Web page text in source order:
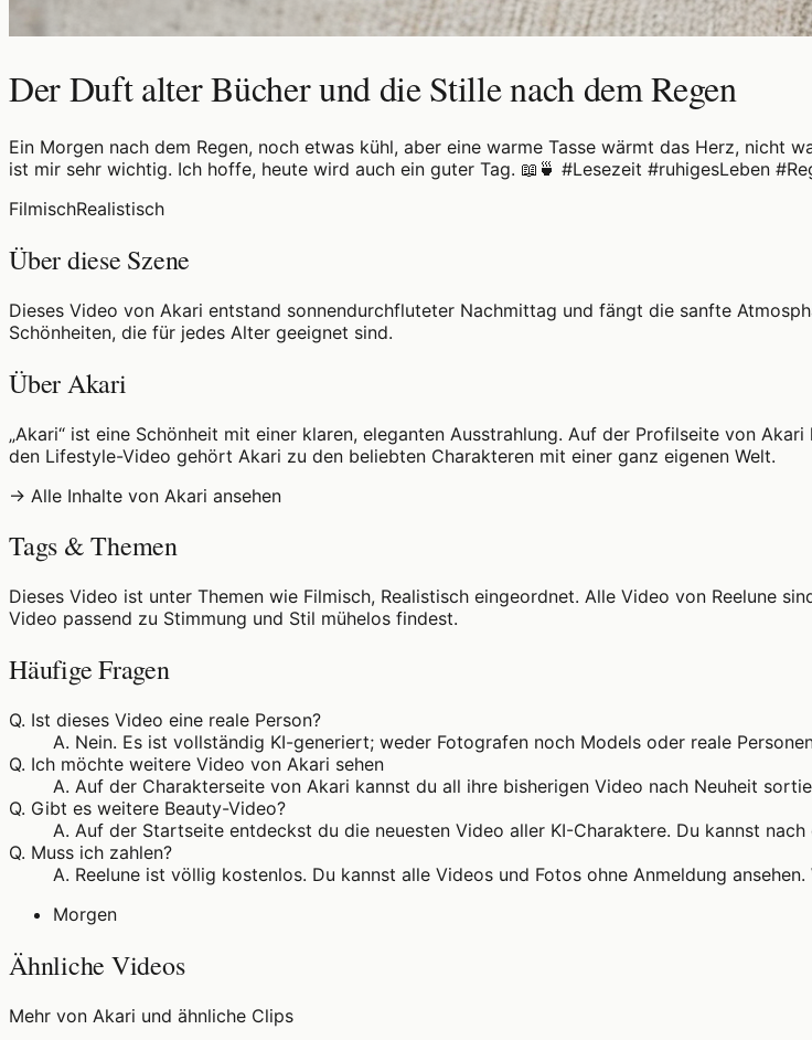
Der Duft alter Bücher und die Stille nach dem Regen
Ein Morgen nach dem Regen, noch etwas kühl, aber eine warme Tasse wärmt das Herz, nicht
ist mir sehr wichtig. Ich hoffe, heute wird auch ein guter Tag. 📖🍵 #Lesezeit #ruhigesLeben
FilmischRealistisch
Über diese Szene
Dieses Video von Akari entstand sonnendurchfluteter Nachmittag und fängt die sanfte
Schönheiten, die für jedes Alter geeignet sind.
Über Akari
„Akari“ ist eine Schönheit mit einer klaren, eleganten Ausstrahlung. Auf der Profilseite von
den Lifestyle-Video gehört Akari zu den beliebten Charakteren mit einer ganz eigenen Welt.
→ Alle Inhalte von Akari ansehen
Tags & Themen
Dieses Video ist unter Themen wie Filmisch, Realistisch eingeordnet. Alle Video von Reelune
Video passend zu Stimmung und Stil mühelos findest.
Häufige Fragen
Q. Ist dieses Video eine reale Person?
A. Nein. Es ist vollständig KI-generiert; weder Fotografen noch Models oder reale
Q. Ich möchte weitere Video von Akari sehen
A. Auf der Charakterseite von Akari kannst du all ihre bisherigen Video nach Neuheit
Q. Gibt es weitere Beauty-Video?
A. Auf der Startseite entdeckst du die neuesten Video aller KI-Charaktere. Du kannst
Q. Muss ich zahlen?
A. Reelune ist völlig kostenlos. Du kannst alle Videos und Fotos ohne Anmeldung
Morgen
Ähnliche Videos
Mehr von Akari und ähnliche Clips